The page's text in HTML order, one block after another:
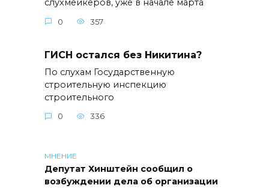
слухмейкеров, уже в начале марта
0 357
ГИСН остался без Никитина?
По слухам Государственную
строительную инспекцию
строительного
0 336
МНЕНИЕ
Депутат Хинштейн сообщил о
возбуждении дела об организации